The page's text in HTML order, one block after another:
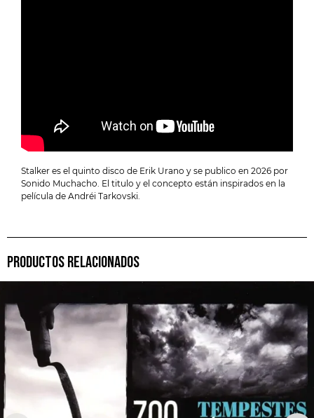
Stalker es el quinto disco de Erik Urano y se publico en 2026 por
Sonido Muchacho. El titulo y el concepto están inspirados en la
película de Andréi Tarkovski.
PRODUCTOS RELACIONADOS